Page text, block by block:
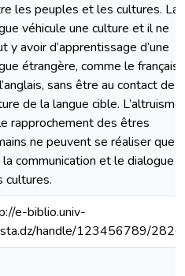
les peuples et les cultures. La
véhicule une culture et il ne
y avoir d’apprentissage d’une
étrangère, comme le français
sans être au contact de
de la langue cible. L’altruisme
rapprochement des êtres
ne peuvent se réaliser que
la communication et le dialogue
cultures.
e-biblio.univ-
handle/123456789/